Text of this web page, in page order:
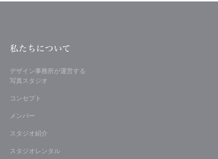
私たちについて
デザイン事務所が運営する
写真スタジオ
コンセプト
メンバー
スタジオ紹介
スタジオレンタル